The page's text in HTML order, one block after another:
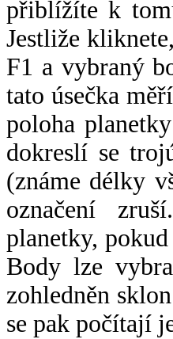
přiblížíte k
Jestliže
F1 a vybraný
tato úsečka
poloha
dokreslí se
(známe délky
označení
planetky,
Body lze
zohledněn
se pak počítají